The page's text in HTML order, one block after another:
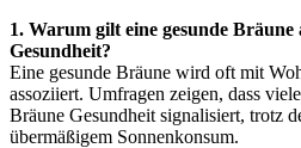
1. Warum gilt eine gesunde Bräune
Gesundheit?
Eine gesunde Bräune wird oft mit
assoziiert. Umfragen zeigen, dass
Bräune Gesundheit signalisiert, trotz
übermäßigem Sonnenkonsum.